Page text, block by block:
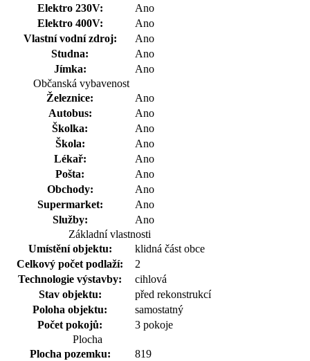
Elektro 230V:
Ano
Elektro 400V:
Ano
Vlastní vodní zdroj:
Ano
Studna:
Ano
Jímka:
Ano
Občanská vybavenost
Železnice:
Ano
Autobus:
Ano
Školka:
Ano
Škola:
Ano
Lékař:
Ano
Pošta:
Ano
Obchody:
Ano
Supermarket:
Ano
Služby:
Ano
Základní vlastnosti
Umístění objektu:
klidná část obce
Celkový počet podlaží:
2
Technologie výstavby:
cihlová
Stav objektu:
před rekonstrukcí
Poloha objektu:
samostatný
Počet pokojů:
3 pokoje
Plocha
Plocha pozemku:
819